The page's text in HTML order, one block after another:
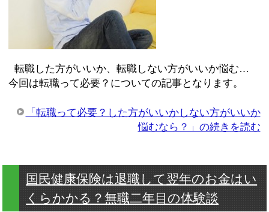
転職した方がいいか、転職しない方がいいか悩む…
今回は転職って必要？についての記事となります。
「転職って必要？した方がいいかしない方がいいか
悩むなら？」の続きを読む
国民健康保険は退職して翌年のお金はい
くらかかる？無職二年目の体験談